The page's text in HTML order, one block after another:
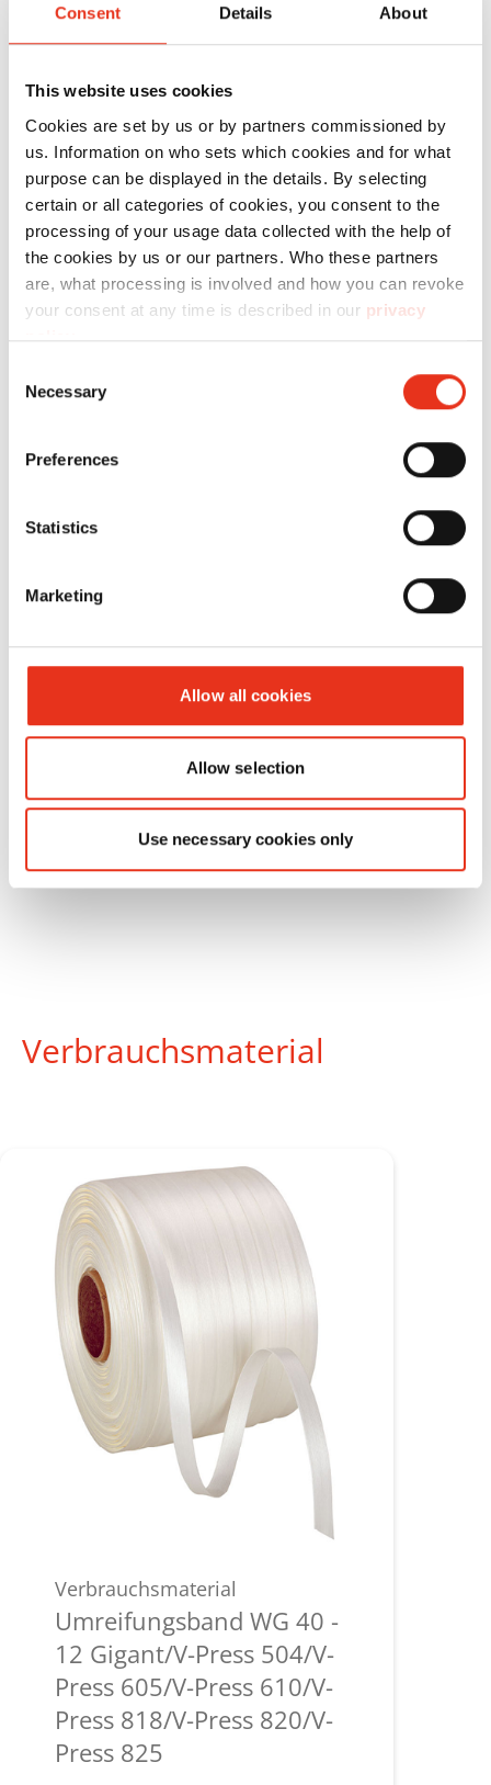
Consent Details About
This website uses cookies
Cookies are set by us or by partners commissioned by
us. Information on who sets which cookies and for what
purpose can be displayed in the details. By selecting
certain or all categories of cookies, you consent to the
processing of your usage data collected with the help of
the cookies by us or our partners. Who these partners
are, what processing is involved and how you can revoke
your consent at any time is described in our privacy
policy.
Selection
Necessary
Preferences
Statistics
Marketing
Allow all cookies
Allow selection
Use necessary cookies only
Artikel-
HSM V-
Press 605
6112161
HSM V-
Press 610
6110174 120 kN 100
HSM V-
Press 718
plus C
200
Verbrauchsmaterial
Verbrauchsmaterial
Umreifungsband WG 40 -
12 Gigant/V-Press 504/V-
Press 605/V-Press 610/V-
Press 818/V-Press 820/V-
Press 825